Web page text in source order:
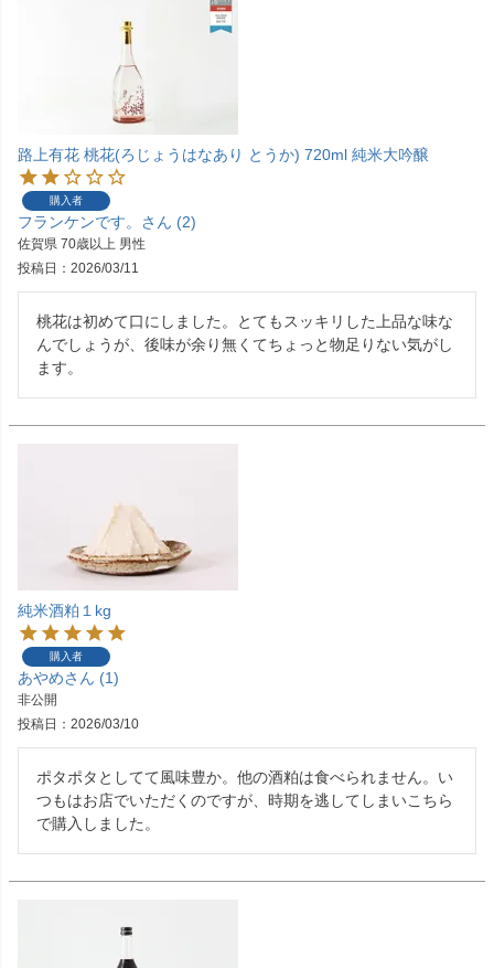
路上有花 桃花(ろじょうはなあり とうか) 720ml 純米大吟醸
購入者
フランケンです。 2
佐賀県 70歳以上 男性
投稿日
2026/03/11
桃花は初めて口にしました。とてもスッキリした上品な味な
んでしょうが、後味が余り無くてちょっと物足りない気がし
ます。
純米酒粕１kg
購入者
あやめ 1
非公開
投稿日
2026/03/10
ポタポタとしてて風味豊か。他の酒粕は食べられません。い
つもはお店でいただくのですが、時期を逃してしまいこちら
で購入しました。